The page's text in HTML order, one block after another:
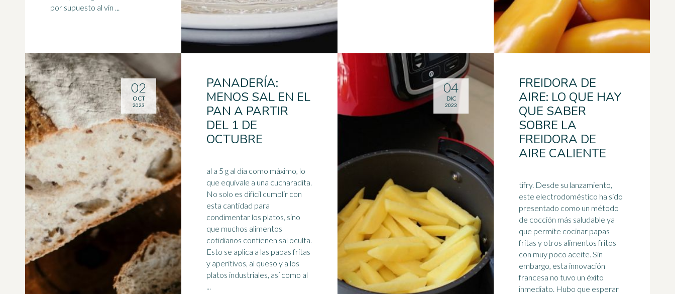
por supuesto al vin ...
PANADERÍA:
MENOS SAL EN EL
PAN A PARTIR
DEL 1 DE
OCTUBRE
al a 5 g al día como máximo, lo
que equivale a una cucharadita.
No solo es difícil cumplir con
esta cantidad para
condimentar los platos, sino
que muchos alimentos
cotidianos contienen sal oculta.
Esto se aplica a las papas fritas
y aperitivos, al queso y a los
platos industriales, así como al
...
02
OCT
2023
FREIDORA DE
AIRE: LO QUE HAY
QUE SABER
SOBRE LA
FREIDORA DE
AIRE CALIENTE
tifry. Desde su lanzamiento,
este electrodoméstico ha sido
presentado como un método
de cocción más saludable ya
que permite cocinar papas
fritas y otros alimentos fritos
con muy poco aceite. Sin
embargo, esta innovación
francesa no tuvo un éxito
inmediato. Hubo que esperar
04
DIC
2023